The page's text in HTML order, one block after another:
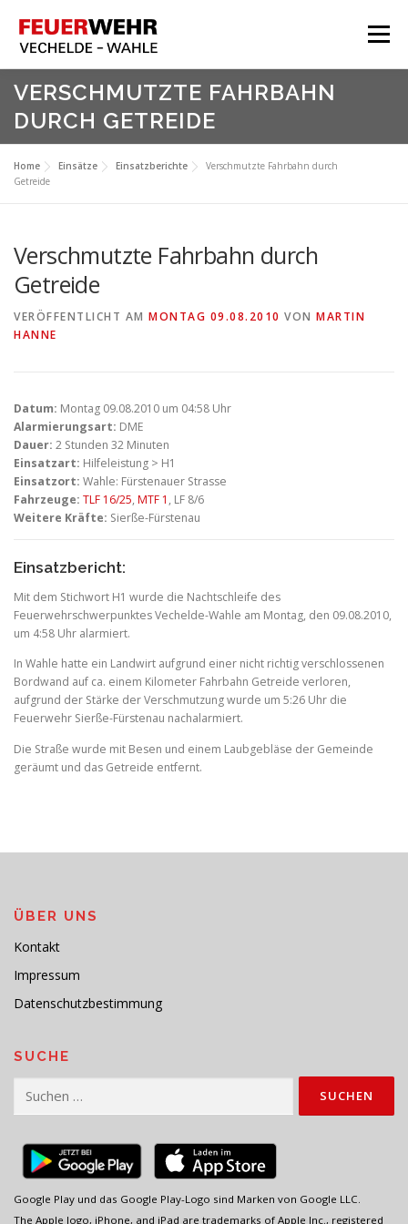
Inhalt
springen
Menü
HOME
Aktuelles
Über Uns
VERSCHMUTZTE FAHRBAHN
DURCH GETREIDE
Home Einsätze Einsatzberichte
Verschmutzte Fahrbahn durch
Getreide
Verschmutzte Fahrbahn durch
Getreide
VERÖFFENTLICHT AM MONTAG 09.08.2010 VON MARTIN
HANNE
Datum: Montag 09.08.2010 um 04:58 Uhr
Alarmierungsart: DME
Dauer: 2 Stunden 32 Minuten
Einsatzart: Hilfeleistung > H1
Einsatzort: Wahle: Fürstenauer Strasse
Fahrzeuge: TLF 16/25, MTF 1 , LF 8/6
Weitere Kräfte: Sierße-Fürstenau
Einsatzbericht:
Mit dem Stichwort H1 wurde die Nachtschleife des
Feuerwehrschwerpunktes Vechelde-Wahle am Montag, den 09.08.2010,
um 4:58 Uhr alarmiert.
In Wahle hatte ein Landwirt aufgrund einer nicht richtig verschlossenen
Bordwand auf ca. einem Kilometer Fahrbahn Getreide verloren,
aufgrund der Stärke der Verschmutzung wurde um 5:26 Uhr die
Feuerwehr Sierße-Fürstenau nachalarmiert.
Die Straße wurde mit Besen und einem Laubgebläse der Gemeinde
geräumt und das Getreide entfernt.
ÜBER UNS
Kontakt
Impressum
Datenschutzbestimmung
SUCHE
Suchen
Google Play und das Google Play-Logo sind Marken von Google LLC.
The Apple logo, iPhone, and iPad are trademarks of Apple Inc., registered